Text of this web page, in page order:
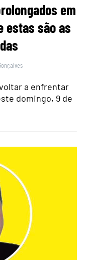
em
estas são as
a enfrentar
domingo, 9 de